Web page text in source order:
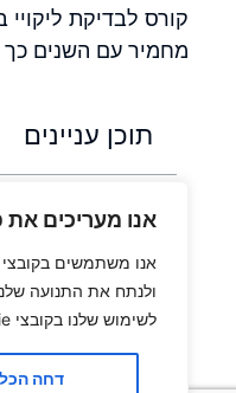
אנו מעריכים את
ולנתח את התנועה
לשימוש שלנו בקובצי Cookie.
דחה הכל
קורס לבדיקת
מחמיר עם השנים כך
תוכן עניינים
מהנדס מומחה
בדיקת